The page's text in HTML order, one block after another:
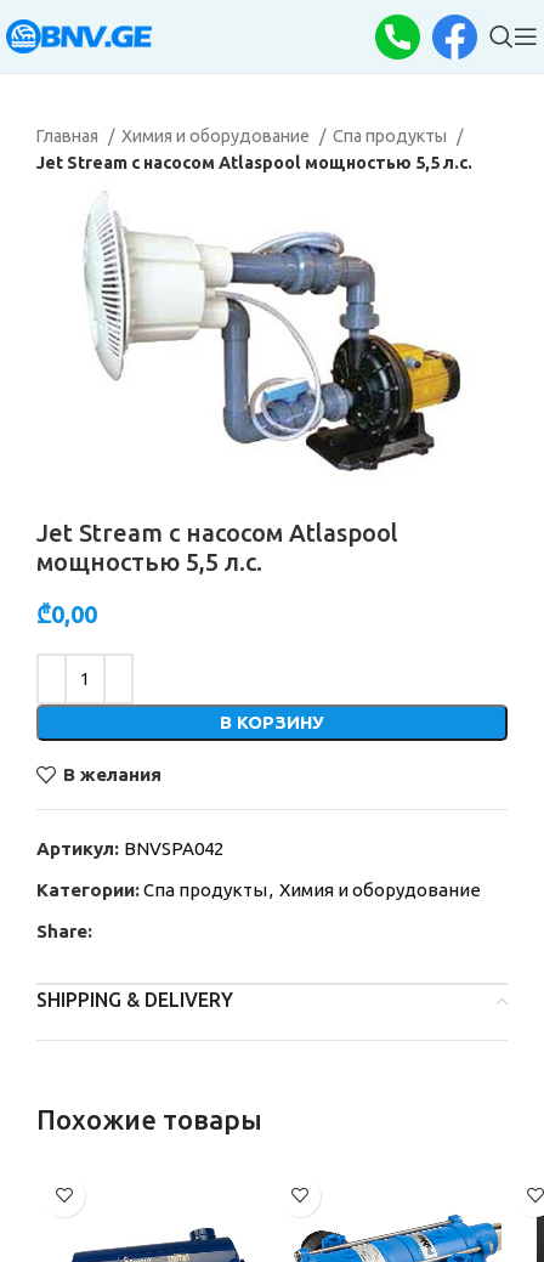
Главная Химия и оборудование
Спа продукты
Jet Stream с насосом Atlaspool мощностью 5,5 л.с.
Jet Stream с насосом Atlaspool
мощностью 5,5 л.с.
₾0,00
В КОРЗИНУ
В желания
Артикул: BNVSPA042
Категории:Спа продукты, Химия и оборудование
Share:
SHIPPING & DELIVERY
Похожие товары